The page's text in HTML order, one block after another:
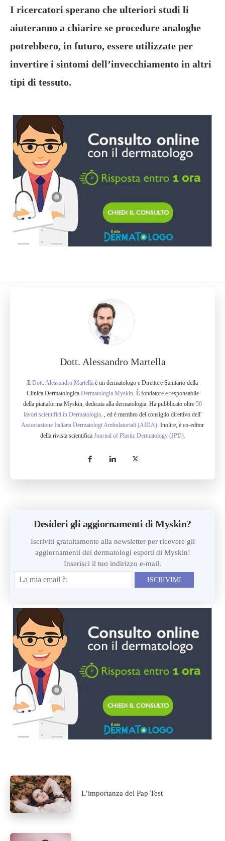
I ricercatori sperano che ulteriori studi li
aiuteranno a chiarire se procedure analoghe
potrebbero, in futuro, essere utilizzate per
invertire i sintomi dell’invecchiamento in altri
tipi di tessuto.
Dott. Alessandro Martella
Il Dott. Alessandro Martella è un dermatologo e Direttore Sanitario della
Clinica Dermatologica Dermatologia Myskin. È fondatore e responsabile
della piattaforma Myskin, dedicata alla dermatologia. Ha pubblicato oltre 50
lavori scientifici in Dermatologia. , ed è membro del consiglio direttivo dell'
Associazione Italiana Dermatologi Ambulatoriali (AIDA). Inoltre, è co-editor
della rivista scientifica Journal of Plastic Dermatology (JPD).
Desideri gli aggiornamenti di Myskin?
Iscriviti gratuitamente alla newsletter per ricevere gli
aggiornamenti dei dermatologi esperti di Myskin!
Inserisci il tuo indirizzo e-mail.
ISCRIVIMI
L’importanza del Pap Test